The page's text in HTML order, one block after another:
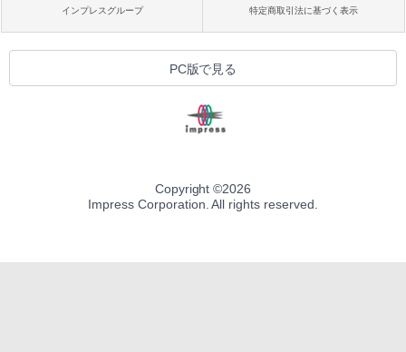
インプレスグループ 特定商取引法に基づく表示
PC版で見る
Copyright ©2026
Impress Corporation. All rights reserved.